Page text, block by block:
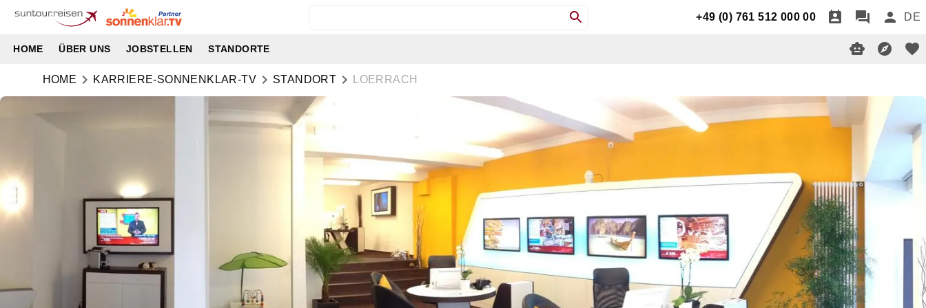
+49 (0) 761 512 000 00 DE
HOME ÜBER UNS JOBSTELLEN STANDORTE
HOME KARRIERE-SONNENKLAR-TV STANDORT LOERRACH